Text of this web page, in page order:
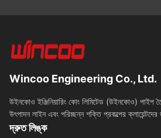
Wincoo Engineering Co., Ltd.
উইনকোও ইঞ্জিনিয়ারিং কোং লিমিটেড (উইনকোও) পাইপ
উৎপাদন লাইন এবং পরিচ্ছন্ন শক্তি প্রকল্পের
দ্রুত লিঙ্ক